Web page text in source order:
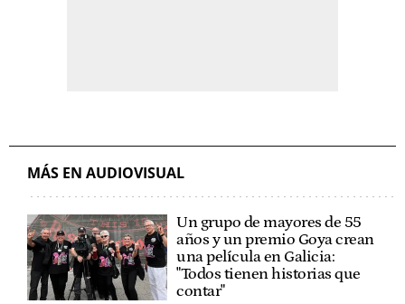
MÁS EN AUDIOVISUAL
Un grupo de mayores de 55
años y un premio Goya crean
una película en Galicia:
"Todos tienen historias que
contar"